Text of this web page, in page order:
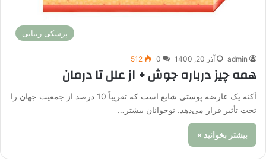
پزشکی زیبایی
admin آذر 20, 1400 0
512
همه چیز درباره جوش + از علل تا درمان
آکنه یک عارضه پوستی شایع است که تقریباً 10 درصد از جمعیت جهان را
تحت تأثیر قرار می‌دهد. نوجوانان بیشتر…
بیشتر بخوانید »